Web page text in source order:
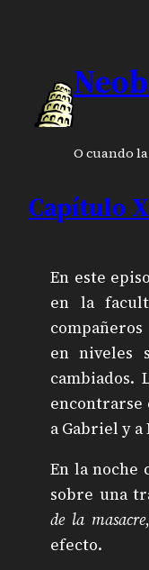
O cuando
Capítulo
En este
en la
en niveles
cambiados.
encontrarse
a Gabriel y
En la noche
sobre una
de la masacre
efecto.